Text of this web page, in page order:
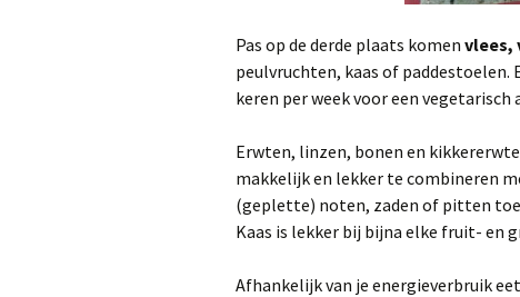
Pas op de derde plaats komen vlees,
peulvruchten, kaas of paddestoelen.
keren per week voor een
Erwten, linzen, bonen en
makkelijk en lekker te combineren
(geplette) noten, zaden of pitten
Kaas is lekker bij bijna elke fruit- en
Afhankelijk van je energieverbruik